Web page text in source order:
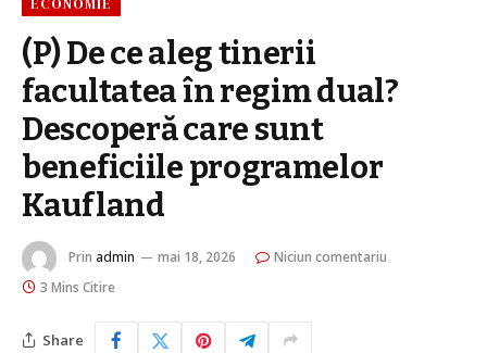
ECONOMIE
(P) De ce aleg tinerii
facultatea în regim dual?
Descoperă care sunt
beneficiile programelor
Kaufland
Prin admin mai 18, 2026
Niciun comentariu
3 Mins Citire
Share